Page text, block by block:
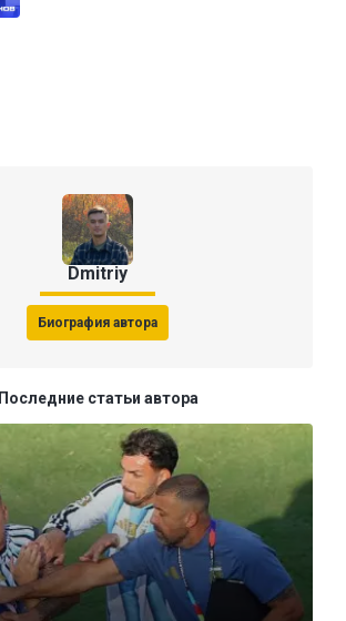
Dmitriy
Биография автора
Последние статьи автора